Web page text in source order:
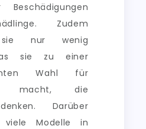
Zudem
sie nur wenig
sie zu einer
Wahl für
macht, die
Darüber
viele Modelle in